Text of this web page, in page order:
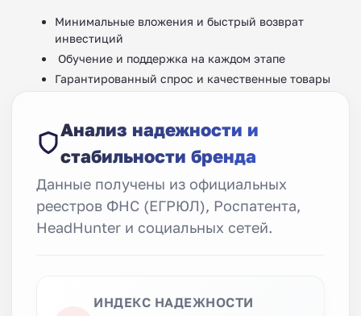
Минимальные вложения и быстрый возврат
инвестиций
‍ Обучение и поддержка на каждом этапе
Гарантированный спрос и качественные товары
Анализ надежности и
стабильности бренда
Данные получены из официальных
реестров ФНС (ЕГРЮЛ), Роспатента,
HeadHunter и социальных сетей.
ИНДЕКС НАДЕЖНОСТИ